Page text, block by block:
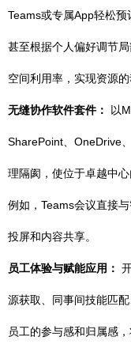
Teams或专属App轻松预
甚至根据个人偏好调节
空间利用率，实现资源的
无缝协作软件套件： 以
SharePoint、OneDrive
理隔阂，使位于卓越中
例如，Teams会议直接
投屏和内容共享。
员工体验与赋能应用：
源获取、同事间技能匹
员工的参与感和归属感